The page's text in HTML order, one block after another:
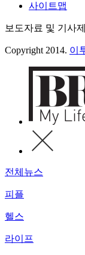
사이트맵
보도자료 및 기사
Copyright 2014. 이
전체뉴스
피플
헬스
라이프